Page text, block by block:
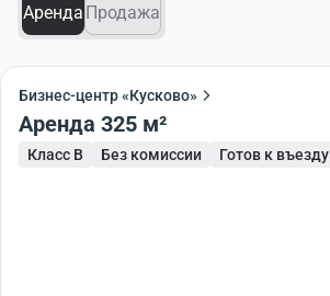
Аренда Продажа
Бизнес-центр «Кусково»
Аренда 325 м²
Класс B Без комиссии Готов к въезду